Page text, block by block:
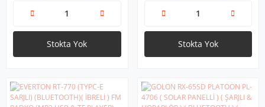
Stokta Yok Stokta Yok